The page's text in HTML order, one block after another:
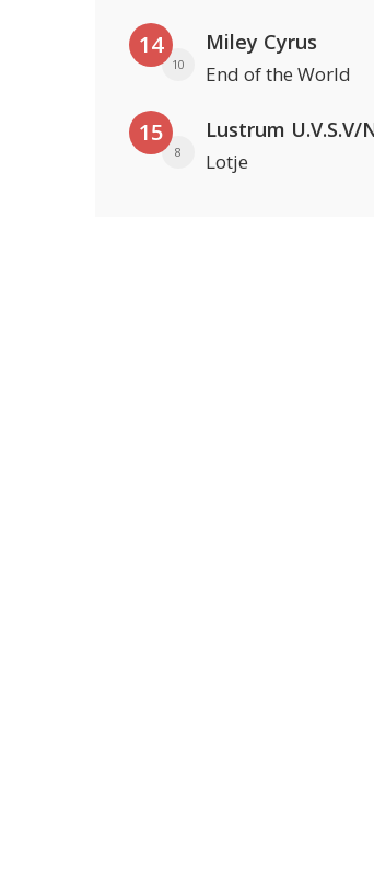
14
10
Miley Cyrus
End of the World
15
8 Lotje